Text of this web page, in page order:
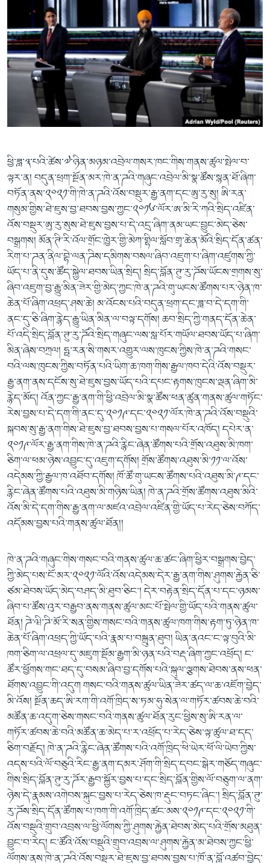
ཕྱི་ཟླ་༣་པའི་ཚེས་༧་ཉིན་མཉམ་འབྲེལ་གསར་ཁང་གིས་གནས་ཚུལ་སྤེལ་བ་
ལྟར་ན། བདུན་ཕྲག་སྔོན་མར་ཁེ་ན་ཌའི་གཞུང་འབྲེལ་མི་སྣ་ཚོས་སྙན་ཐོ་ཞིག་
བཏོན་ནས་༢༠༢༡་གི་ཁེ་ན་ཌའི་འོས་བསྡུར་རྒྱ་ནག་དང་ཨུ་རུ་སུ། ཨི་རན་
གསུམ་གྱིས་ཐེ་ཇུས་བྱ་ཐབས་བྱས་ཀྱང་༢༠༡༦་ལོར་ཨ་མི་རི་ཀའི་སྲིད་འཛིན་
འོས་བསྡུར་ཨུ་རུ་སུས་ཐེ་ཇུས་བྱས་པ་དེ་འདྲ་ཞིག་ནམ་ཡང་བྱུང་མེད་ཅེས་
བསྒྲགས། མོན་ཊི་རི་འོལ་གྲོང་ཁྱེར་གྱི་མེཀ་གྷིལ་སློབ་གྲྭ་ཆེན་མོའི་སྲིད་དོན་ཚན་
རིག་པ་ཌན་ནིལ་བྷེ་ལན་ཌིས་དམིགས་བསལ་ཞིབ་འཇུག་པ་ཞིག་འཛུགས་ཀྱི་
ཡོད་པ་ནི་དུས་ཚོད་སྐྱེལ་ཐབས་ཡིན་སྲིད། སྲིད་བློན་ཊུ་རུ་ཌོས་ཡོངས་གྲགས་སུ་
ཞིབ་འཇུག་བྱ་རྒྱུ་མིན་ཟེར་གྱི་མེད་ཀྱང་ཁེ་ན་ཌའི་གུ་ཡངས་ཚོགས་པར་ཉེན་ཁ་
ཆེན་པོ་ཞིག་འཕྲད་ཤས་ཆེ། མ་འོངས་པའི་བདུན་ཕྲག་དང་ཟླ་བ་དེ་དག་གི་
ནང་དུ་ཅི་ཞིག་རྙེད་རྒྱུ་ཡིན་མིན་ལ་བལྟ་དགོས། ཆབ་སྲིད་ཀྱི་གནད་དོན་ཆེན་
པོ་འདི་སྲིད་བློན་ཊུ་རུ་ཌོའི་སྲིད་གཞུང་ལས་སླ་པོར་གཡོལ་ཐབས་ཡོད་པ་ཞིག་
མིན་ཞེས་བཀྲལ། ཧྥ་རན་སི་གསར་འགྱུར་ལས་ཁུངས་ཀྱིས་ཁེ་ན་ཌའི་གསང་
བའི་ལས་ཁུངས་ཀྱིས་བཏོན་པའི་ཡིག་ཆ་ཁག་གིས་རྒྱལ་ཁབ་དེའི་འོས་བསྡུར་
རྒྱ་ནག་ནས་དངོས་སུ་ཐེ་ཇུས་བྱས་ཡོད་པའི་དཔང་རྟགས་ཁུངས་ལྡན་ཞིག་མི་
རྙེད་མོད། འོན་ཀྱང་རྒྱ་ནག་གི་ཕྱི་འབྲེལ་མི་སྣ་ཚོས་ཕན་ཚུན་གནས་ཚུལ་གཏོང་
རེས་བྱས་པ་དེ་དག་གི་ནང་དུ་༢༠༡༩་དང་༢༠༢༡་ལོར་ཁེ་ན་ཌའི་འོས་བསྡུའི་
སྐབས་སུ་རྒྱ་ནག་གིས་ཐེ་ཇུས་བྱ་ཐབས་བྱས་པ་གསལ་པོར་འཁོད། དཔེར་ན་
༢༠༡༩་ལོར་རྒྱ་ནག་གིས་ཁེ་ན་ཌའི་རྙིང་ཞེན་ཚོགས་པའི་གྲོས་འཐུས་མི་ཁག་
ཅིག་ལ་ཕམ་ཉེས་འབྱུང་དུ་འཇུག་དགོས། གྲོས་ཚོགས་འཐུས་མི་༡༡་ལ་འོས་
འདེམས་ཀྱི་རྒྱལ་ཁ་འཐོབ་དགོས། ཁོ་ཚོ་གུ་ཡངས་ཚོགས་པའི་འཐུས་མི་༩་དང་
རྙིང་ཞེན་ཚོགས་པའི་འཐུས་མི་གཉིས་ཡིན། ཁེ་ན་ཌའི་གྲོས་ཚོགས་འཐུས་མིའི་
འོས་མི་དེ་དག་གིས་རྒྱ་ནག་ལ་མཛའ་འབྲེལ་འཛིན་གྱི་ཡོད་པ་རེད་ཅེས་བཀོད་
འདོམས་བྱས་པའི་གནས་ཚུལ་ཐོན།།
ཁེ་ན་ཌའི་གཞུང་གིས་གསང་བའི་གནས་ཚུལ་ཆ་ཚང་ཞིག་ཕྱིར་བསྒྲགས་བྱེད་
ཀྱི་མེད་པས་ངོ་མར་༢༠༢༡་ལོའི་འོས་འདེམས་དེར་རྒྱ་ནག་གིས་ཤུགས་རྐྱེན་ཅི་
ཙམ་ཐེབས་ཡོད་མེད་བཤད་མི་ཐུབ་ཅིང་། དེར་བརྟེན་སྲིད་དོན་པ་དང་ཉམས་
ཞིབ་པ་ཚོས་འུར་བརྒྱབ་ནས་གནས་ཚུལ་མང་པོ་སྤེལ་གྱི་ཡོད་པའི་གནས་ཚུལ་
ཐོན། ཌེ་ཝི་ཌི་མོ་རི་སན་གྱིས་གསང་བའི་གནས་ཚུལ་ཁག་གིས་རྟག་ཏུ་ཉེན་ཁ་
ཆེན་པོ་ཞིག་འཕྲད་ཀྱི་ཡོད་པའི་རྣམ་པ་བསྐྲུན་ཐུབ། ཡིན་ནའང་ང་ལྟ་བུའི་མི་
ཁག་ཅིག་ལ་འཕྲལ་དུ་མཇུག་སྡོམ་རྒྱག་མི་ཉན་པའི་བརྡ་ཞིག་ཀྱང་འཕྲོད། ང་
ཚོར་ཕྱོགས་གང་ཐད་དུ་བསམ་ཞིབ་བྱ་དགོས་པའི་སྐུལ་ལྕགས་ཐེབས་ནས་ཕན་
ཐོགས་འབྱུང་གི་འདུག གསང་བའི་གནས་ཚུལ་ཡིན་ཟེར་ཚད་ལ་ཆ་འཇོག་བྱེད་
མི་འོས། སྔོན་ཆད་ཨི་རག་གི་འགོ་ཁྲིད་ས་ཏམ་ཧུ་སེན་ལ་གཏོར་ཚབས་ཆེ་བའི་
མཚོན་ཆ་འདུག་ཅེས་གསང་བའི་གནས་ཚུལ་ཐོན་རུང་ཕྱིས་སུ་ཨི་རན་ལ་
གཏོར་ཚབས་ཆེ་བའི་མཚོན་ཆ་མེད་པ་ར་འཕྲོད་པ་རེད་ཅེས་ལྟ་ཚུལ་ཐ་དད་
ཅིག་བརྗོད། ཁེ་ན་ཌའི་རྙིང་ཞེན་ཚོགས་པའི་འགོ་ཁྲིད་ཕི་ཡེར་ཕོ་ལི་ཡེབ་ཀྱིས་
འདས་པའི་ལོ་བཅུའི་རིང་རྒྱ་ནག་དམར་ཤོག་གི་སྲིད་དབང་སྒེར་གཅོད་གཞུང་
གིས་སྲིད་བློན་ཊུ་རུ་ཌོར་རྒྱབ་སྐྱོར་བྱས་པ་དང་སྲིད་བློན་གྱིས་ལོ་བཅུག་ལ་ནག་
ཉེས་དེ་རྣམས་འགེབས་སྐུང་བྱས་པ་རེད་ཅེས་ཁ་རྡུང་བཏང་ཞིང་། སྲིད་བློན་ཊུ་
རུ་ཌོས་སྲིད་དོན་ཚོགས་པ་ཁག་གི་འགོ་ཁྲིད་ཚང་མས་༢༠༡༩་དང་༢༠༢༡་གི་
འོས་བསྡུའི་གྲུབ་འབྲས་ལ་ཕྱི་ལོགས་ཀྱི་ཤུགས་རྐྱེན་ཐེབས་མེད་པའི་གྲོས་མཐུན་
བྱུང་བ་རེད། ང་ཚོའི་འོས་བསྡུའི་གྲུབ་འབྲས་ལ་ཤུགས་རྐྱེན་མ་ཐེབས་ཀྱང་ཕྱི་
ལོགས་ནས་ཁེ་ན་ཌའི་འོས་བསྡུར་ཐེ་ཇུས་བྱ་ཐབས་བྱས་པ་ཁོ་ན་བློ་འཚབ་བྱེད་